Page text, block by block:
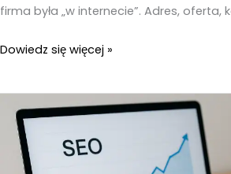
firma była „w internecie”. Adres, oferta,
Strona
bez
SEO
Dlaczego
Dowiedz się więcej »